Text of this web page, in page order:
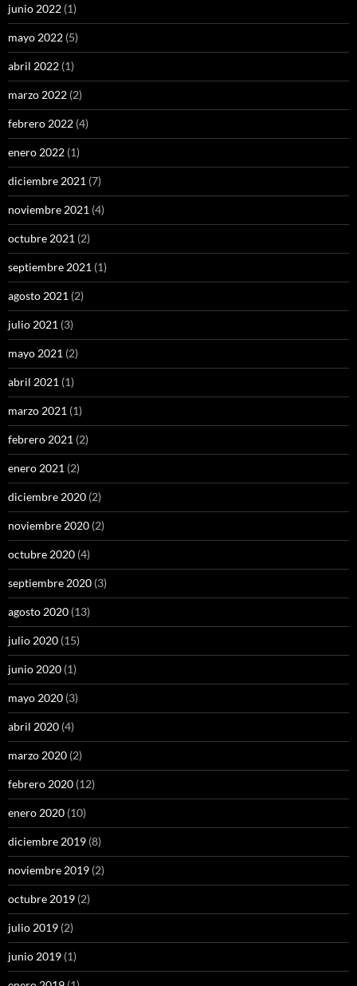
junio 2022 (1)
mayo 2022 (5)
abril 2022 (1)
marzo 2022 (2)
febrero 2022 (4)
enero 2022 (1)
diciembre 2021 (7)
noviembre 2021 (4)
octubre 2021 (2)
septiembre 2021 (1)
agosto 2021 (2)
julio 2021 (3)
mayo 2021 (2)
abril 2021 (1)
marzo 2021 (1)
febrero 2021 (2)
enero 2021 (2)
diciembre 2020 (2)
noviembre 2020 (2)
octubre 2020 (4)
septiembre 2020 (3)
agosto 2020 (13)
julio 2020 (15)
junio 2020 (1)
mayo 2020 (3)
abril 2020 (4)
marzo 2020 (2)
febrero 2020 (12)
enero 2020 (10)
diciembre 2019 (8)
noviembre 2019 (2)
octubre 2019 (2)
julio 2019 (2)
junio 2019 (1)